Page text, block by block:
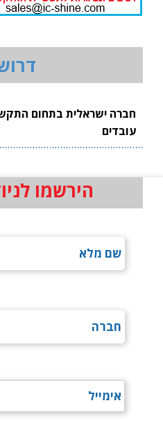
חברה ישראלית בתחום
עובדים
הירשמו